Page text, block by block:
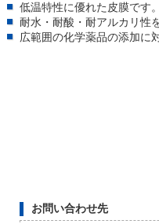
低温特性に優れた皮膜です
耐水・耐酸・耐アルカリ性
広範囲の化学薬品の添加に
お問い合わせ先